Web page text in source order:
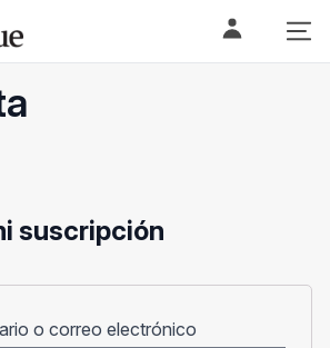
suscripción
o correo electrónico